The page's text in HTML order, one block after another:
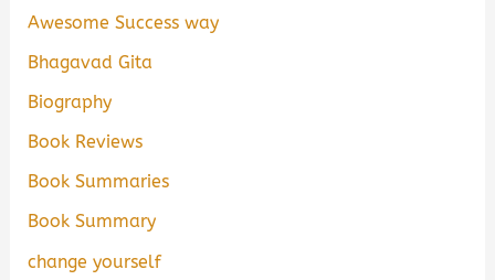
Awesome Success way
Bhagavad Gita
Biography
Book Reviews
Book Summaries
Book Summary
change yourself